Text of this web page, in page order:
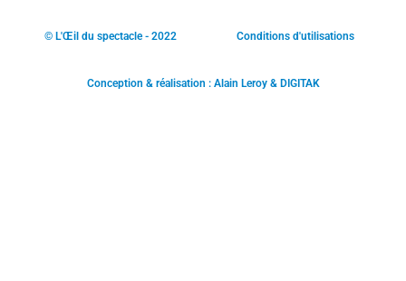
© L'Œil du spectacle - 2022 Conditions d'utilisations
Conception & réalisation : Alain Leroy & DIGITAK